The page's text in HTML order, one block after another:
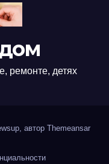
ремонте, детях
автор Themeansar